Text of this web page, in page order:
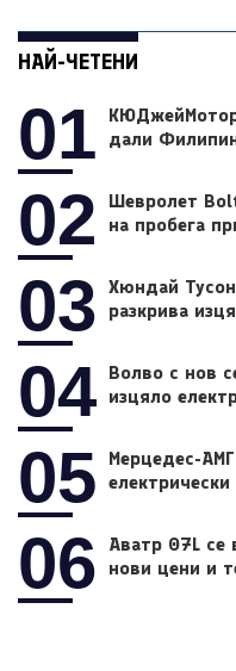
НАЙ-ЧЕТЕНИ
01
КЮДжейМотор
дали
02
Шевролет
на пробега
03
Хюндай
разкрива
04 Волво с нов
изцяло
05
Мерцедес-
06
Аватр 07L се
нови цени и